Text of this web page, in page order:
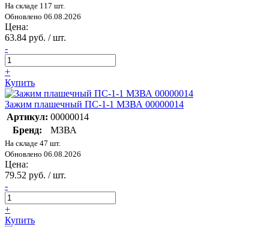
На складе 117 шт.
Обновлено 06.08.2026
Цена:
63.84 руб. / шт.
-
+
Купить
Зажим плашечный ПС-1-1 МЗВА 00000014
Артикул: 00000014
Бренд:
МЗВА
На складе 47 шт.
Обновлено 06.08.2026
Цена:
79.52 руб. / шт.
-
+
Купить